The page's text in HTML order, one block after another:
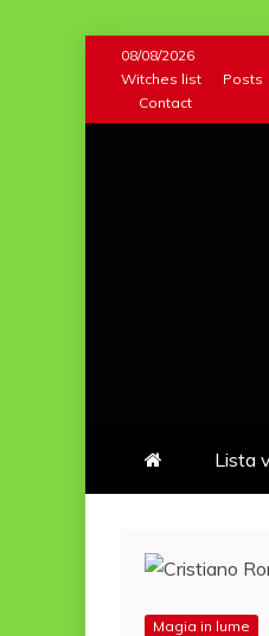
content
08/08/2026
Witches list
Posts
Contact
Lista
Magia in lume